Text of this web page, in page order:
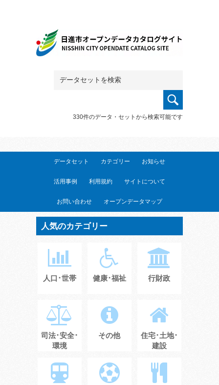
330件のデータ・セットから検索可能です
データセット カテゴリー お知らせ
活用事例 利用規約 サイトについて
お問い合わせ オープンデータマップ
人気のカテゴリー
人口･世帯 健康･福祉 行財政
司法･安全･
環境
その他
住宅･土地･
建設